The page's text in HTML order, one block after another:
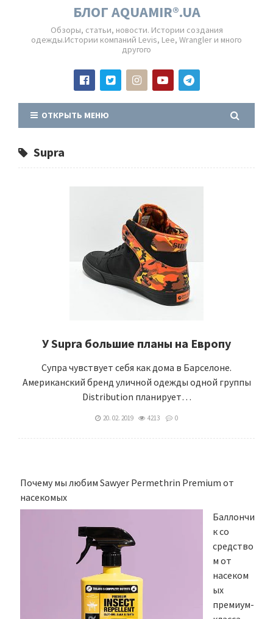
БЛОГ AQUAMIR®.UA
Обзоры, статьи, новости. Истории создания
одежды.Истории компаний Levis, Lee, Wrangler и много
другого
ОТКРЫТЬ МЕНЮ
Supra
У Supra большие планы на Европу
Супра чувствует себя как дома в Барселоне.
Американский бренд уличной одежды одной группы
Distribution планирует…
20. 02. 2019 4213 0
Почему мы любим Sawyer Permethrin Premium от
насекомых
Баллончи
к со
средство
м от
насеком
ых
премиум-